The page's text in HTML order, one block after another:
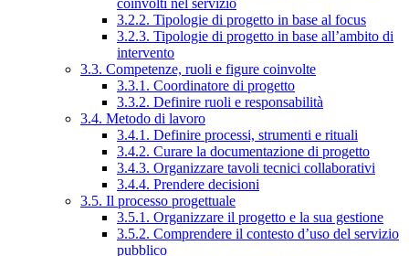
coinvolti nel servizio
3.2.2. Tipologie di progetto in base al focus
3.2.3. Tipologie di progetto in base all’ambito di
intervento
3.3. Competenze, ruoli e figure coinvolte
3.3.1. Coordinatore di progetto
3.3.2. Definire ruoli e responsabilità
3.4. Metodo di lavoro
3.4.1. Definire processi, strumenti e rituali
3.4.2. Curare la documentazione di progetto
3.4.3. Organizzare tavoli tecnici collaborativi
3.4.4. Prendere decisioni
3.5. Il processo progettuale
3.5.1. Organizzare il progetto e la sua gestione
3.5.2. Comprendere il contesto d’uso del servizio
pubblico